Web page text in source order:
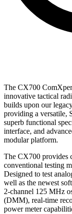
The CX700
innovative tactical
builds upon our
providing a versatile,
superb functional
interface, and
modular platform.
The CX700 provides
conventional testing
Designed to test
well as the newest
2‑channel 125 MHz
(DMM), real‑time
power meter